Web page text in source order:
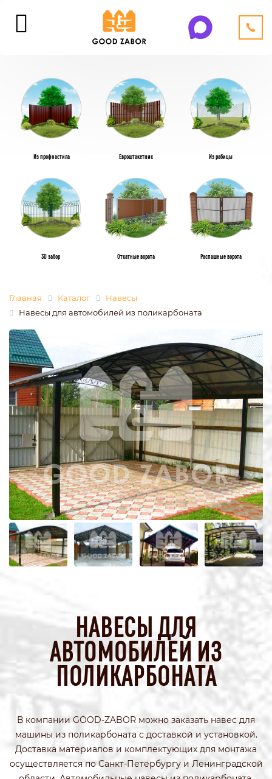
Из профнастила Евроштакетник Из рабицы
3D забор Откатные ворота Распашные ворота
Главная Каталог
Навесы
Навесы для автомобилей из поликарбоната
НАВЕСЫ ДЛЯ
АВТОМОБИЛЕЙ ИЗ
ПОЛИКАРБОНАТА
В компании GOOD-ZABOR можно заказать навес для
машины из поликарбоната с доставкой и установкой.
Доставка материалов и комплектующих для монтажа
осуществляется по Санкт-Петербургу и Ленинградской